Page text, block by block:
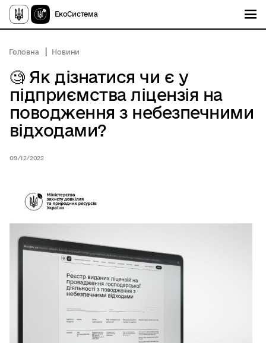
ЕкоСистема
Головна Новини
🧐 Як дізнатися чи є у
підприємства ліцензія на
поводження з небезпечними
відходами?
09/12/2022